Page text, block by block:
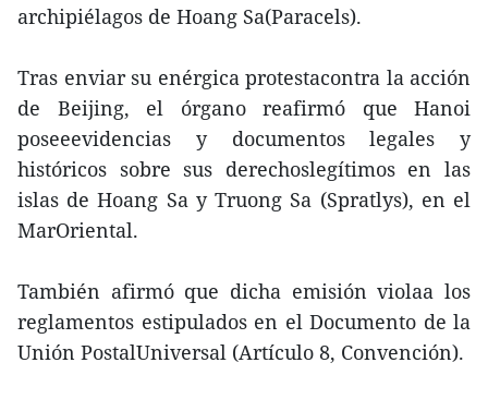
archipiélagos de Hoang Sa(Paracels).
Tras enviar su enérgica protestacontra la acción
de Beijing, el órgano reafirmó que Hanoi
poseeevidencias y documentos legales y
históricos sobre sus derechoslegítimos en las
islas de Hoang Sa y Truong Sa (Spratlys), en el
MarOriental.
También afirmó que dicha emisión violaa los
reglamentos estipulados en el Documento de la
Unión PostalUniversal (Artículo 8, Convención).